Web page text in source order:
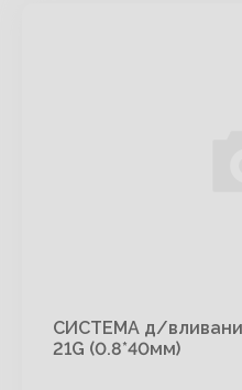
СИСТЕМА д/
21G (0.8*40мм)